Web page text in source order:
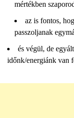
mértékben
az is fontos,
passzoljanak
és végül, de
időnk/energiánk van